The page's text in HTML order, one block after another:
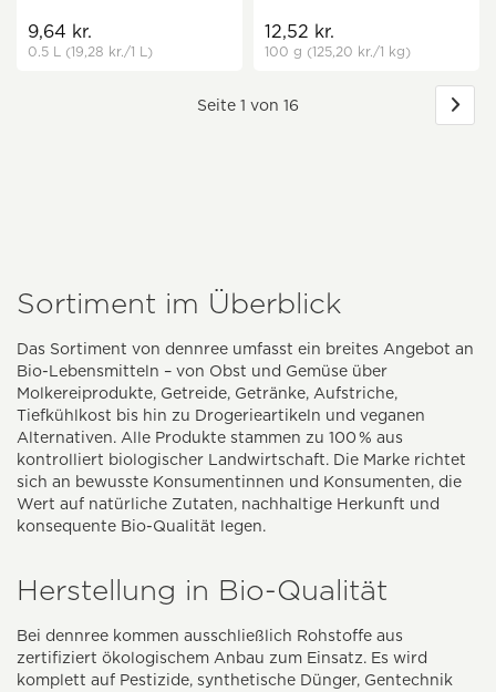
9,64 kr.
0.5 L (19,28 kr./1 L)
12,52 kr.
100 g (125,20 kr./1 kg)
Seite 1 von 16
Sortiment im Überblick
Das Sortiment von dennree umfasst ein breites Angebot an
Bio-Lebensmitteln – von Obst und Gemüse über
Molkereiprodukte, Getreide, Getränke, Aufstriche,
Tiefkühlkost bis hin zu Drogerieartikeln und veganen
Alternativen. Alle Produkte stammen zu 100 % aus
kontrolliert biologischer Landwirtschaft. Die Marke richtet
sich an bewusste Konsumentinnen und Konsumenten, die
Wert auf natürliche Zutaten, nachhaltige Herkunft und
konsequente Bio-Qualität legen.
Herstellung in Bio-Qualität
Bei dennree kommen ausschließlich Rohstoffe aus
zertifiziert ökologischem Anbau zum Einsatz. Es wird
komplett auf Pestizide, synthetische Dünger, Gentechnik